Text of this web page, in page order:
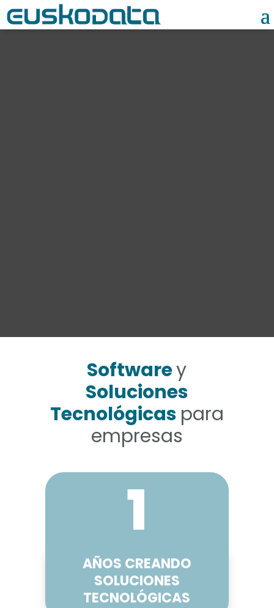
Softwarey
Soluciones
Tecnológicas para
empresas
1
AÑOS CREANDO
SOLUCIONES
TECNOLÓGICAS